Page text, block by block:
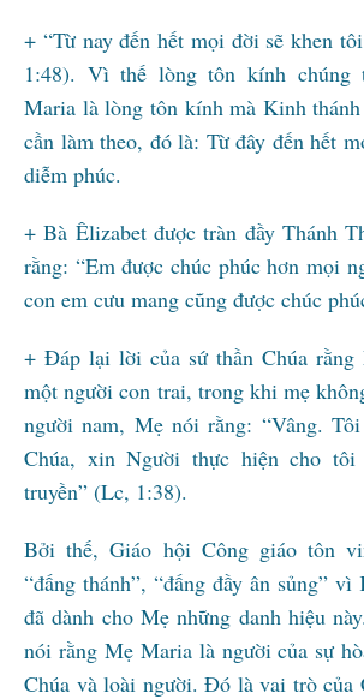
+ “Từ nay đến hết mọi đời sẽ khen
1:48). Vì thế lòng tôn kính chúng
Maria là lòng tôn kính mà Kinh
cần làm theo, đó là: Từ đây đến hết
diễm phúc.
+ Bà Êlizabet được tràn đầy Thánh
rằng: “Em được chúc phúc hơn mọi
con em cưu mang cũng được chúc
+ Đáp lại lời của sứ thần Chúa rằng
một người con trai, trong khi mẹ
người nam, Mẹ nói rằng: “Vâng.
Chúa, xin Người thực hiện cho
truyền” (Lc, 1:38).
Bởi thế, Giáo hội Công giáo tôn
“đấng thánh”, “đấng đầy ân sủng”
đã dành cho Mẹ những danh hiệu
nói rằng Mẹ Maria là người của sự
Chúa và loài người. Đó là vai trò của